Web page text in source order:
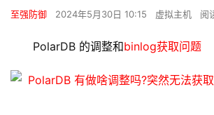
至强防御 2024年5月30日 10:15 虚拟主机 阅
PolarDB 的调整和binlog获取问题